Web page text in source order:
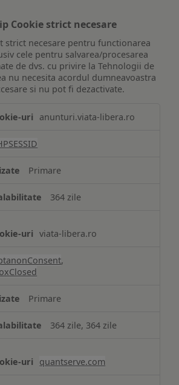
Cookie strict necesare
strict necesare pentru functionarea
cele pentru salvarea/procesarea
de dvs. cu privire la Tehnologii de
nu necesita acordul dumneavoastra
si nu pot fi dezactivate.
anunturi.viata-libera.ro
Primare
364 zile
viata-libera.ro
,
Primare
364 zile, 364 zile
quantserve.com